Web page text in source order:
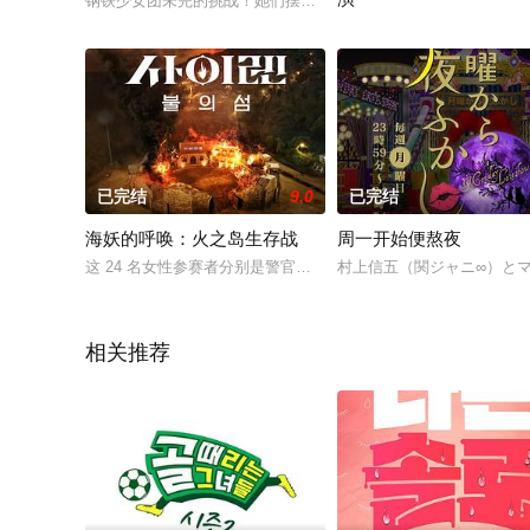
已完结 9.0
海妖的呼唤：火之岛生存战
这 24 名女性参赛者分别是警官、消防员、保镳、军人、运动员
已完结
周一开始便熬夜
村上信五（関ジャニ∞）と
相关推荐